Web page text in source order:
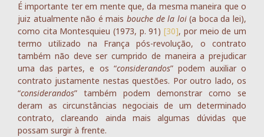
É importante ter em mente que, da mesma maneira que o
juiz atualmente não é mais bouche de la loi(a boca da lei),
como cita Montesquieu (1973, p. 91)[30], por meio de um
termo utilizado na França pós-revolução, o contrato
também não deve ser cumprido de maneira a prejudicar
uma das partes, e os “considerandos” podem auxiliar o
contrato justamente nestas questões. Por outro lado, os
“considerandos” também podem demonstrar como se
deram as circunstâncias negociais de um determinado
contrato, clareando ainda mais algumas dúvidas que
possam surgir à frente.